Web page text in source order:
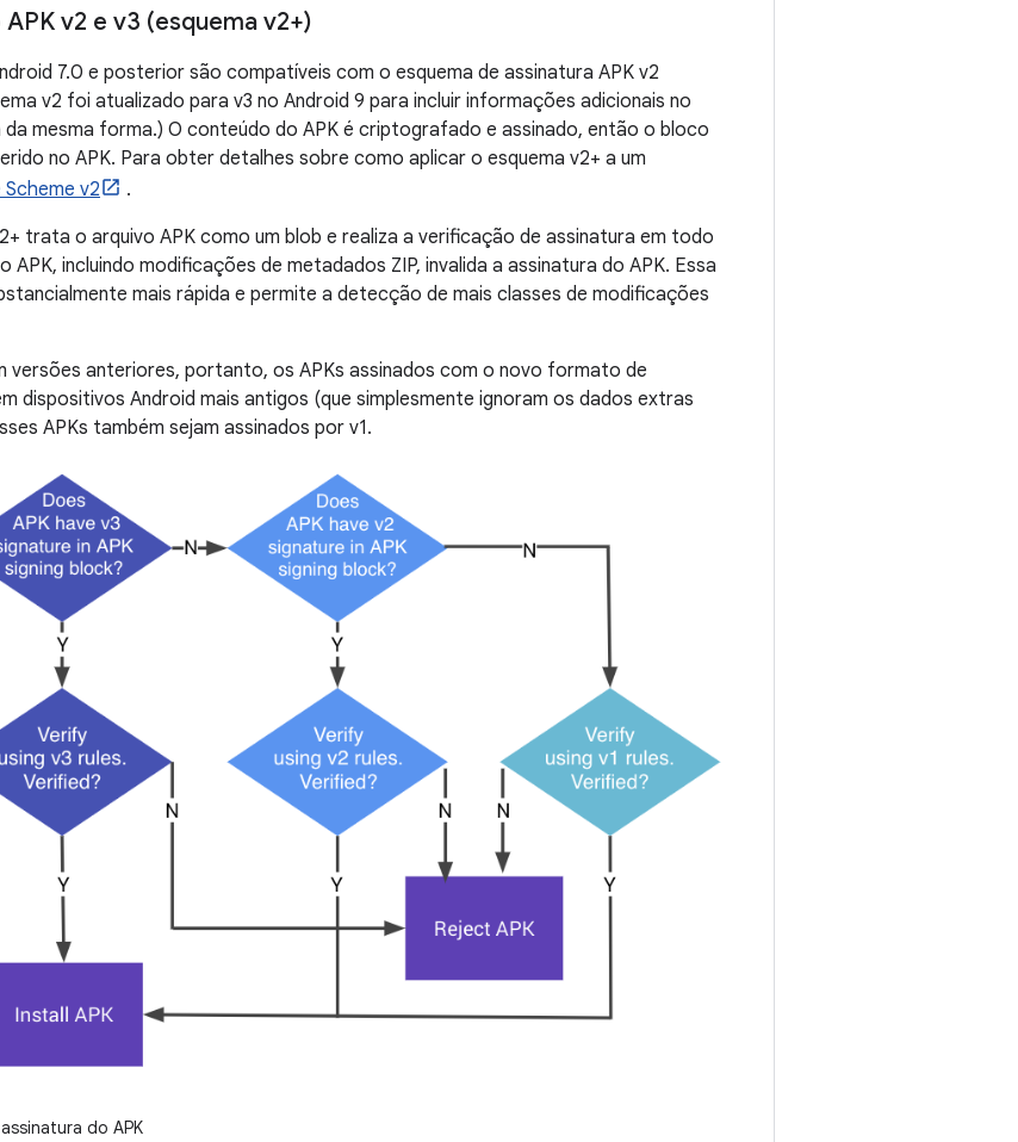
v2 e v3 (esquema v2+)
7.0 e posterior são compatíveis com o esquema de assinatura APK v2
v2 foi atualizado para v3 no Android 9 para incluir informações adicionais no
mesma forma.) O conteúdo do APK é criptografado e assinado, então o bloco
no APK. Para obter detalhes sobre como aplicar o esquema v2+ a um
Scheme v2
.
trata o arquivo APK como um blob e realiza a verificação de assinatura em todo
APK, incluindo modificações de metadados ZIP, invalida a assinatura do APK. Essa
mais rápida e permite a detecção de mais classes de modificações
anteriores, portanto, os APKs assinados com o novo formato de
dispositivos Android mais antigos (que simplesmente ignoram os dados extras
APKs também sejam assinados por v1.
do APK